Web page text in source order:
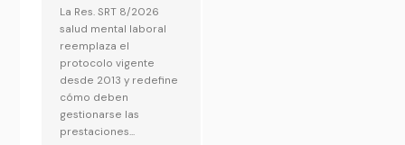
La Res. SRT 8/2026
salud mental laboral
reemplaza el
protocolo vigente
desde 2013 y redefine
cómo deben
gestionarse las
prestaciones...